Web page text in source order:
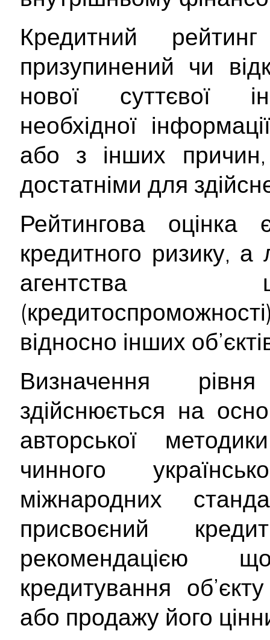
Кредитний
призупинений чи
нової суттєвої
необхідної
або з інших причин,
достатніми для
Рейтингова
кредитного ризику,
агентства
відносно інших
Визначення
здійснюється на
авторської
чинного
міжнародних
присвоєний
рекомендацією
кредитування
або продажу його